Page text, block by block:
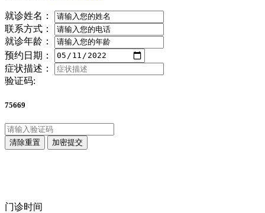
就诊姓名：
联系方式：
就诊年龄：
预约日期：
症状描述：
验证码:
75669
清除重置 加密提交
门诊时间